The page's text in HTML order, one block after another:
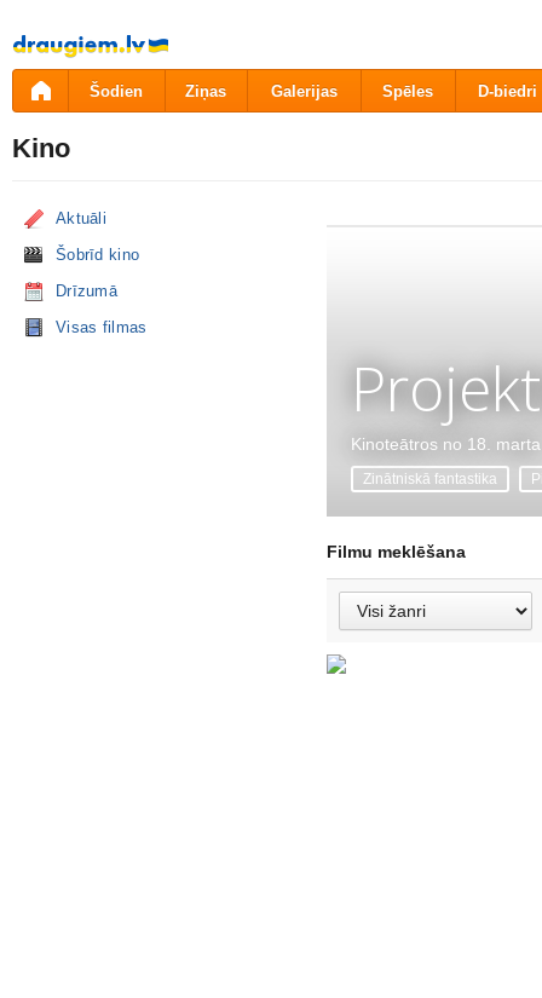
Pāriet
uz
saturu
Šodien Ziņas Galerijas Spēles D-biedri
Kino
Aktuāli
Šobrīd kino
Drīzumā
Visas filmas
Kinoteātros no 18. marta
Zinātniskā fantastika
Filmu meklēšana